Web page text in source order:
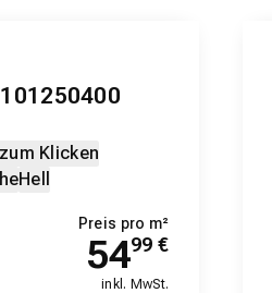
Klicken
Hell
Preis pro m²
5499 €
inkl. MwSt.